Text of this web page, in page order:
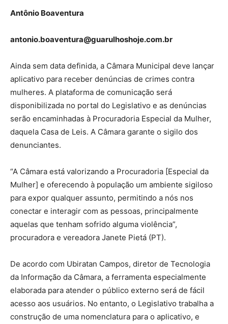
Antônio Boaventura
antonio.boaventura@guarulhoshoje.com.br
Ainda sem data definida, a Câmara Municipal deve lançar
aplicativo para receber denúncias de crimes contra
mulheres. A plataforma de comunicação será
disponibilizada no portal do Legislativo e as denúncias
serão encaminhadas à Procuradoria Especial da Mulher,
daquela Casa de Leis. A Câmara garante o sigilo dos
denunciantes.
“A Câmara está valorizando a Procuradoria [Especial da
Mulher] e oferecendo à população um ambiente sigiloso
para expor qualquer assunto, permitindo a nós nos
conectar e interagir com as pessoas, principalmente
aquelas que tenham sofrido alguma violência”,
procuradora e vereadora Janete Pietá (PT).
De acordo com Ubiratan Campos, diretor de Tecnologia
da Informação da Câmara, a ferramenta especialmente
elaborada para atender o público externo será de fácil
acesso aos usuários. No entanto, o Legislativo trabalha a
construção de uma nomenclatura para o aplicativo, e